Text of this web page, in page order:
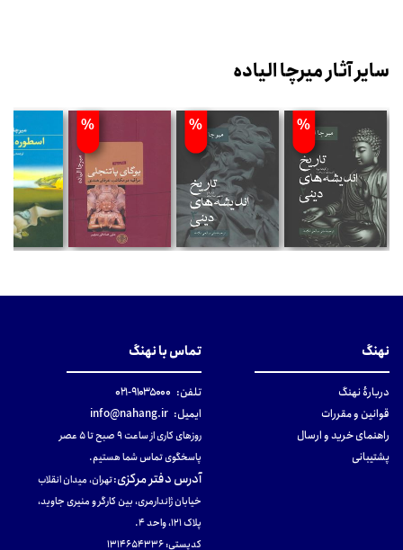
سایر آثار میرچا الیاده
%
%
%
نهنگ
دربارهٔ نهنگ
قوانین و مقررات
راهنمای خرید و ارسال
پشتیبانی
تماس با نهنگ
تلفن: ۹۱۰۳۵۰۰۰-۰۲۱
ایمیل: info@nahang.ir
روزهای کاری از ساعت ۹ صبح تا ۵ عصر
پاسخگوی تماس شما هستیم.
آدرس دفتر مرکزی:تهران، میدان انقلاب
خیابان ژاندارمری، بین کارگر و منیری جاوید،
پلاک 121، واحد ۴.
کدپستی: 131465433۶